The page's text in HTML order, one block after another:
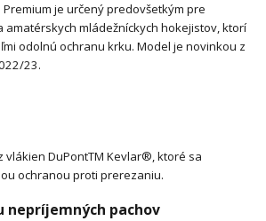
Premium je určený predovšetkým pre
mládežníckych hokejistov, ktorí
odolnú ochranu krku. Model je novinkou z
23.
vlákien DuPontTM Kevlar®, ktoré sa
ochranou proti prerezaniu.
nepríjemných pachov